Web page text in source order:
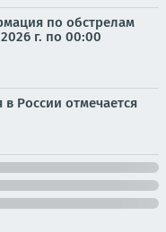
по обстрелам
г. по 00:00
России отмечается